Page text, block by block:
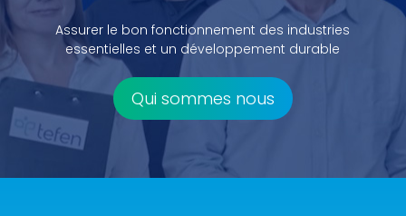
Assurer le bon fonctionnement des industries
essentielles et un développement durable
Qui sommes nous